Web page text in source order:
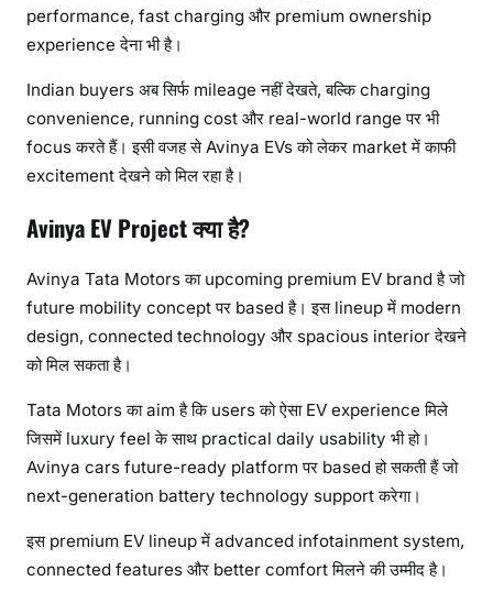
performance, fast charging और premium ownership
experience देना भी है।
Indian buyers अब सिर्फ mileage नहीं देखते, बल्कि charging
convenience, running cost और real-world range पर भी
focus करते हैं। इसी वजह से Avinya EVs को लेकर market में काफी
excitement देखने को मिल रहा है।
Avinya EV Project क्या है?
Avinya Tata Motors का upcoming premium EV brand है जो
future mobility concept पर based है। इस lineup में modern
design, connected technology और spacious interior देखने
को मिल सकता है।
Tata Motors का aim है कि users को ऐसा EV experience मिले
जिसमें luxury feel के साथ practical daily usability भी हो।
Avinya cars future-ready platform पर based हो सकती हैं जो
next-generation battery technology support करेगा।
इस premium EV lineup में advanced infotainment system,
connected features और better comfort मिलने की उम्मीद है।